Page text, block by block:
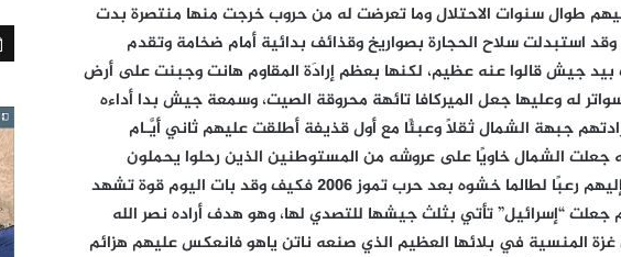
طوال سنوات الاحتلال وما تعرضت له من حروب خرجت منها منتصرة بدت
وقد استبدلت سلاح الحجارة بصواريخ وقذائف بدائية أمام ضخامة وتقدم
بيد جيش قالوا عنه عظيم، لكنها بعظم إرادَة المقاوم هانت وجبنت على أرض
له وعليها جعل الميركافا تائهة محروقة الصيت، وسمعة جيش بدا أداءه
جبهة الشمال ثقلًا وعبئًا مع أول قذيفة أطلقت عليهم ثاني أَيَّـام
جعلت الشمال خاويًا على عروشه من المستوطنين الذين رحلوا يحملون
لعناتهم على حكومة جلبت إليهم رعبًا لطالما خشوه بعد حرب تموز 2006 فكيف وقد بات اليوم قوة تشهد
جعلت “إسرائيل” تأتي بثلث جيشها للتصدي لها، وهو هدف أراده نصر الله
المنسية في بلائها العظيم الذي صنعه ناتن ياهو فانعكس عليهم هزائم